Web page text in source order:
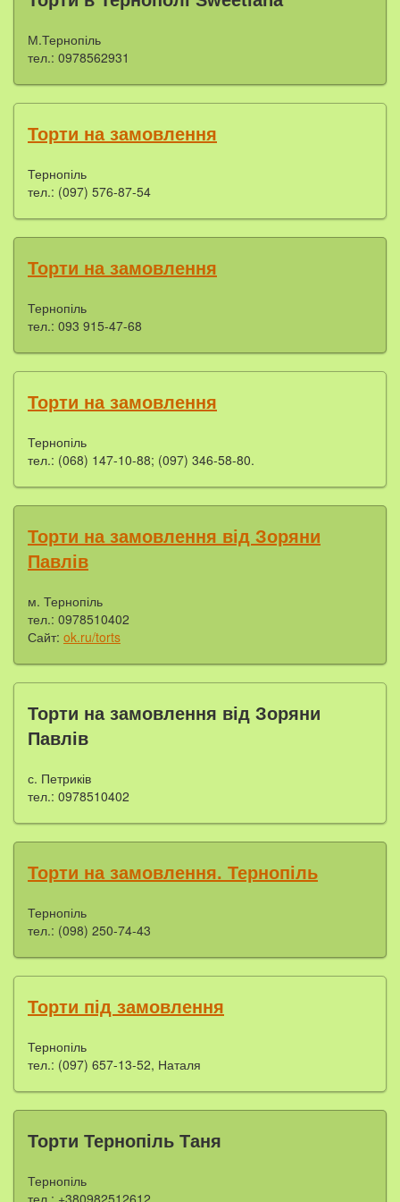
М.Тернопіль
тел.: 0978562931
Торти на замовлення
Тернопіль
тел.: (097) 576-87-54
Торти на замовлення
Тернопіль
тел.: 093 915-47-68
Торти на замовлення
Тернопіль
тел.: (068) 147-10-88; (097) 346-58-80.
Торти на замовлення від Зоряни
Павлів
м. Тернопіль
тел.: 0978510402
Сайт: ok.ru/torts
Торти на замовлення від Зоряни
Павлів
с. Петриків
тел.: 0978510402
Торти на замовлення. Тернопіль
Тернопіль
тел.: (098) 250-74-43
Торти під замовлення
Тернопіль
тел.: (097) 657-13-52, Наталя
Торти Тернопіль Таня
Тернопіль
тел.: +380982512612